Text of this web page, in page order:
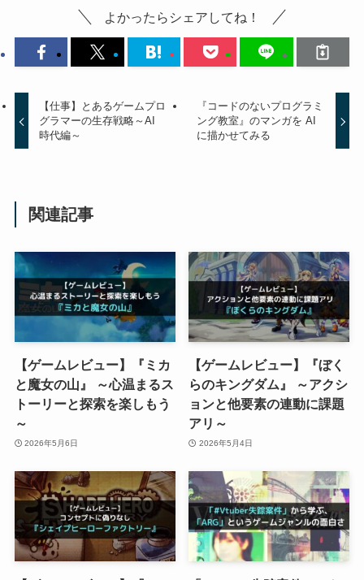
よかったらシェアしてね！
【仕事】とあるゲームプロ
グラマーの生存戦略～AI
時代編～
『コードのないプログラミ
ング教室』のマンガを AI
に描かせてみる
関連記事
【ゲームレビュー】『ミカ
と魔女の山』 ～心温まるス
トーリーと探索を楽しもう
～
2026年5月6日
【ゲームレビュー】『ぼく
らのキングダム』 ～アクシ
ョンと他要素の連動に課題
アリ～
2026年5月4日